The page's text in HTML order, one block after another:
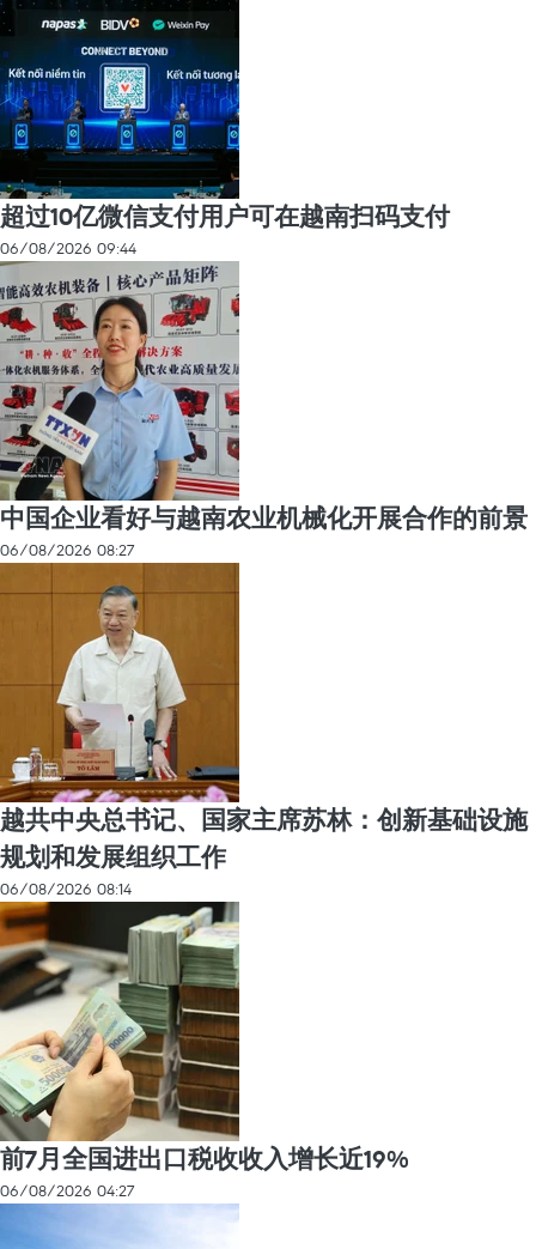
超过10亿微信支付用户可在越南扫码支付
06/08/2026 09:44
中国企业看好与越南农业机械化开展合作的前景
06/08/2026 08:27
越共中央总书记、国家主席苏林：创新基础设施
规划和发展组织工作
06/08/2026 08:14
前7月全国进出口税收收入增长近19%
06/08/2026 04:27